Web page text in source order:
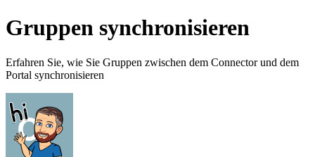
Gruppen synchronisieren
Erfahren Sie, wie Sie Gruppen zwischen dem Connector und dem
Portal synchronisieren